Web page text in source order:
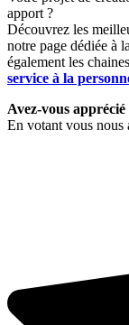
apport ?
Découvrez les
notre page dédiée à la
également les
service à la
Avez-vous
En votant vous nous